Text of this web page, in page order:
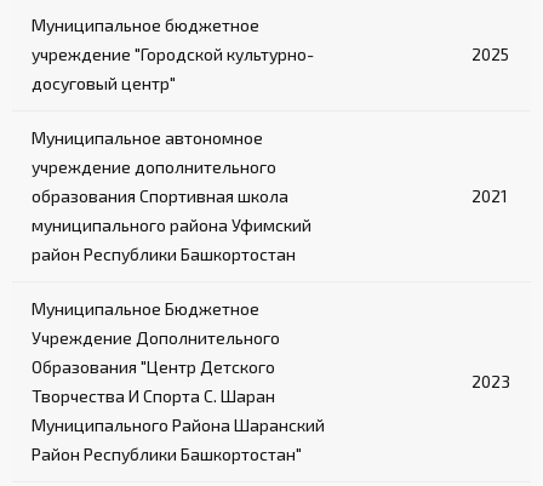
Лестница:
Входит в комплект октагона с помостом
Обеспечивает безопасный подъем на
площадку
Муниципальное бюджетное
учреждение "Городской культурно-
досуговый центр"
2025
Муниципальное автономное
учреждение дополнительного
образования Спортивная школа
муниципального района Уфимский
район Республики Башкортостан
2021
Муниципальное Бюджетное
Учреждение Дополнительного
Образования "Центр Детского
Творчества И Спорта С. Шаран
Муниципального Района Шаранский
Район Республики Башкортостан"
2023